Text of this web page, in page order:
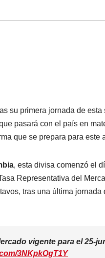
su primera jornada de
pasará con el país en
que se prepara para este
, esta divisa comenzó el
Representativa del
tras una última
vigente para el 25-
3NKpkOgT1Y